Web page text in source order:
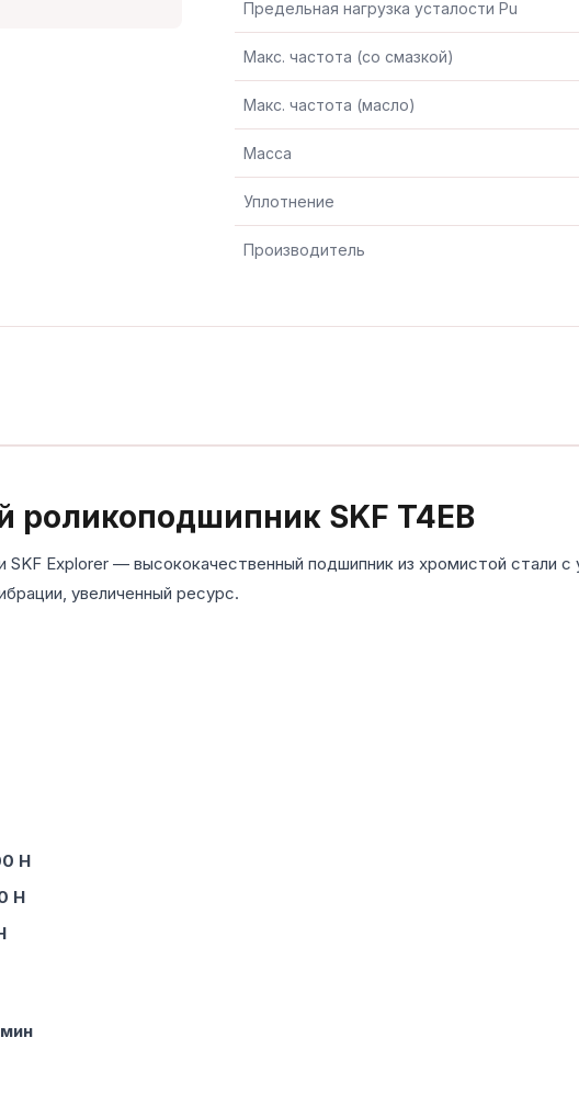
Предельная нагрузка усталости Pu
Макс. частота (со смазкой)
Макс. частота (масло)
Масса
Уплотнение
Производитель
SKF T4EB
Explorer — высококачественный подшипник из хромистой стали
увеличенный ресурс.
Н
Н